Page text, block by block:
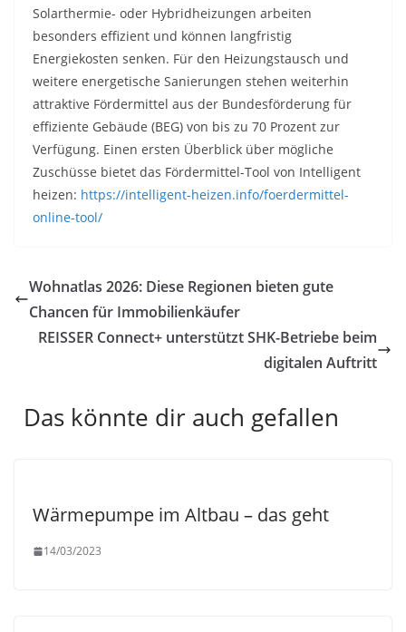
Solarthermie- oder Hybridheizungen arbeiten
besonders effizient und können langfristig
Energiekosten senken. Für den Heizungstausch und
weitere energetische Sanierungen stehen weiterhin
attraktive Fördermittel aus der Bundesförderung für
effiziente Gebäude (BEG) von bis zu 70 Prozent zur
Verfügung. Einen ersten Überblick über mögliche
Zuschüsse bietet das Fördermittel-Tool von Intelligent
heizen: https://intelligent-heizen.info/foerdermittel-
online-tool/
Wohnatlas 2026: Diese Regionen bieten gute
Chancen für Immobilienkäufer
REISSER Connect+ unterstützt SHK-Betriebe beim
digitalen Auftritt
Das könnte dir auch gefallen
Wärmepumpe im Altbau – das geht
14/03/2023